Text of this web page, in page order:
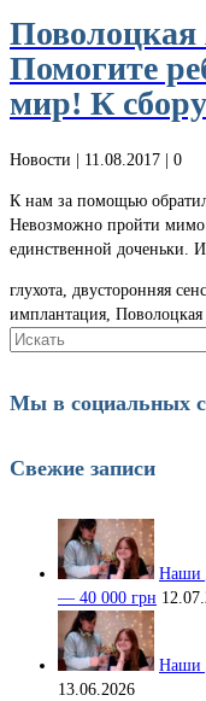
Поволоцкая
Помогите
мир! К
Новости | 11.08.2017 | 0
К нам за помощью
Невозможно пройти
единственной доченьки.
глухота, двусторонняя
имплантация,
Искать:
Мы в социальных
Свежие записи
Наши
— 40 000 грн
Наши
13.06.2026